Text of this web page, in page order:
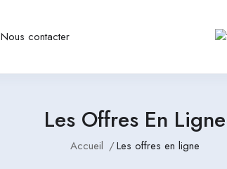
Nous contacter
Les Offres En Ligne
Accueil Les offres en ligne